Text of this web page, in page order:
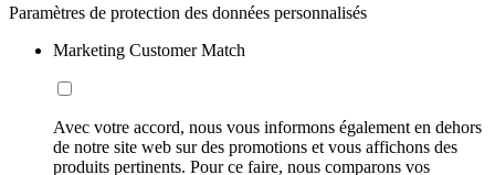
Paramètres de protection des données personnalisés
Marketing Customer Match
Avec votre accord, nous vous informons également en dehors
de notre site web sur des promotions et vous affichons des
produits pertinents. Pour ce faire, nous comparons vos